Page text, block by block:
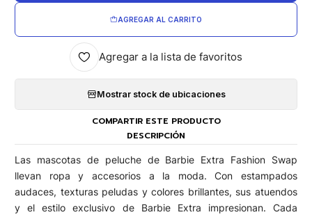
AGREGAR AL CARRITO
Agregar a la lista de favoritos
Mostrar stock de ubicaciones
COMPARTIR ESTE PRODUCTO
DESCRIPCIÓN
Las mascotas de peluche de Barbie Extra Fashion Swap
llevan ropa y accesorios a la moda. Con estampados
audaces, texturas peludas y colores brillantes, sus atuendos
y el estilo exclusivo de Barbie Extra impresionan. Cada